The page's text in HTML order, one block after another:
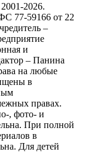
2026.
77-59166 от 22
–
и
– Панина
на любые
в
правах.
, фото- и
При полной
в
Для детей